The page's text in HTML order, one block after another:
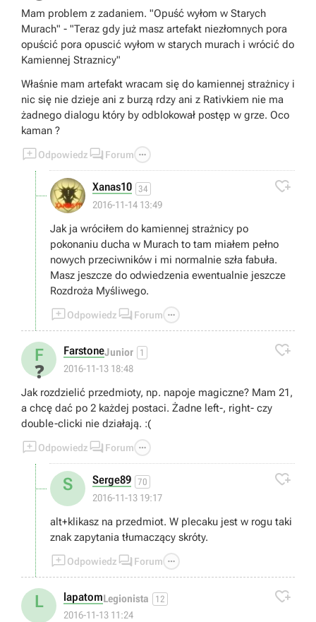
Mam problem z zadaniem. "Opuść wyłom w Starych
Murach" - "Teraz gdy już masz artefakt niezłomnych pora
opuścić pora opuscić wyłom w starych murach i wrócić do
Kamiennej Straznicy"
Właśnie mam artefakt wracam się do kamiennej strażnicy i
nic się nie dzieje ani z burzą rdzy ani z Rativkiem nie ma
żadnego dialogu który by odblokował postęp w grze. Oco
kaman ?
Odpowiedz  Forum 
Xanas10 34
2016-11-14 13:49

Jak ja wróciłem do kamiennej strażnicy po
pokonaniu ducha w Murach to tam miałem pełno
nowych przeciwników i mi normalnie szła fabuła.
Masz jeszcze do odwiedzenia ewentualnie jeszcze
Rozdroża Myśliwego.
Odpowiedz  Forum 
F
❓
FarstoneJunior 1
2016-11-13 18:48

Jak rozdzielić przedmioty, np. napoje magiczne? Mam 21,
a chcę dać po 2 każdej postaci. Żadne left-, right- czy
double-clicki nie działają. :(
Odpowiedz  Forum 
S Serge89 70
2016-11-13 19:17

alt+klikasz na przedmiot. W plecaku jest w rogu taki
znak zapytania tłumaczący skróty.
Odpowiedz  Forum 
L lapatomLegionista 12
2016-11-13 11:24
